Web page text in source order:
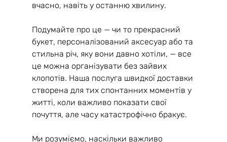
вчасно, навіть у останню хвилину.
Подумайте про це — чи то прекрасний
букет, персоналізований аксесуар або та
стильна річ, яку вони давно хотіли, — все
це можна організувати без зайвих
клопотів. Наша послуга швидкої доставки
створена для тих спонтанних моментів у
житті, коли важливо показати свої
почуття, але часу катастрофічно бракує.
Ми розуміємо, наскільки важливо